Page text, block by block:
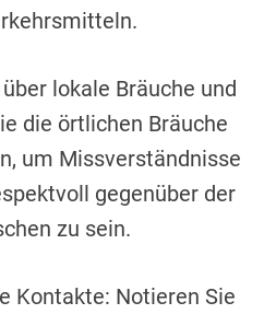
lokale Bräuche und
die örtlichen Bräuche
um Missverständnisse
gegenüber der
zu sein.
Kontakte: Notieren Sie